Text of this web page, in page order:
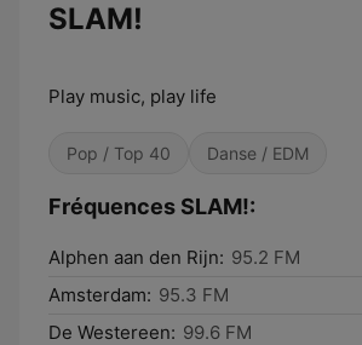
SLAM!
Play music, play life
Pop / Top 40 Danse / EDM
Fréquences SLAM!:
Alphen aan den Rijn: 95.2 FM
Amsterdam: 95.3 FM
De Westereen: 99.6 FM